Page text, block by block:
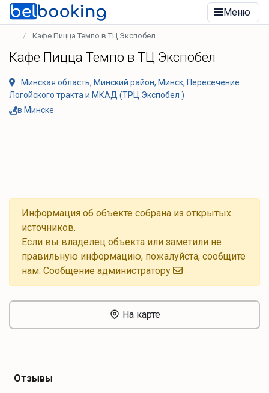
Меню
Кафе Пицца Темпо в ТЦ Экспобел
Кафе Пицца Темпо в ТЦ Экспобел
Минская область, Минский район, Минск, Пересечение
Логойского тракта и МКАД (ТРЦ Экспобел )
в Минске
Информация об объекте собрана из открытых
источников.
Если вы владелец объекта или заметили не
правильную информацию, пожалуйста, сообщите
нам. Cообщение администратору
На карте
Отзывы